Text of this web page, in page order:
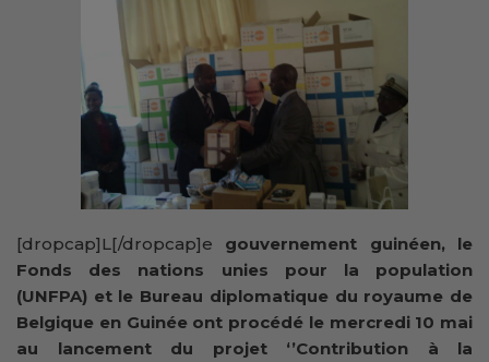
[dropcap]L[/dropcap]e gouvernement guinéen, le
Fonds des nations unies pour la population
(UNFPA) et le Bureau diplomatique du royaume de
Belgique en Guinée ont procédé le mercredi 10 mai
au lancement du projet ‘’Contribution à la